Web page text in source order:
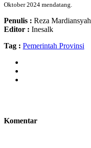
Oktober 2024 mendatang.
Penulis : Reza Mardiansyah
Editor : Inesalk
Tag : Pemerintah Provinsi
Komentar